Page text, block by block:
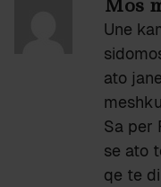
Mos
Une
ato
Sa per
se ato
qe te